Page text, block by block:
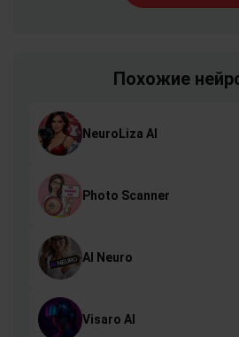
Похожие
NeuroLiza AI
Photo Scanner
AI Neuro
Visaro AI